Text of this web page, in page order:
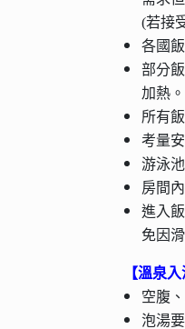
(若接
各國
部分
加熱。
所有
考量
游泳
房間
進入
免因
【溫泉
空腹
泡湯